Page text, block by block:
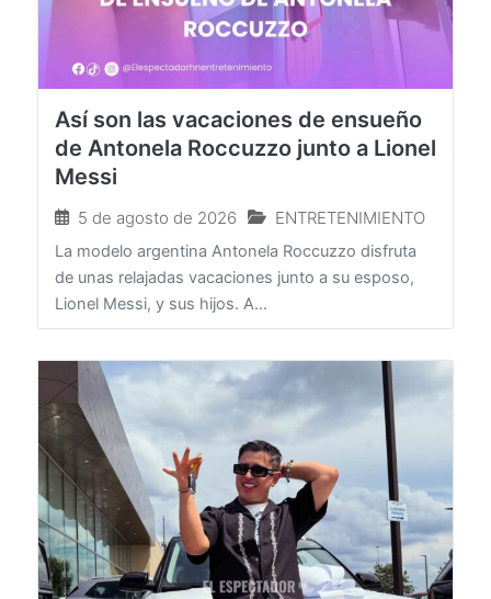
Así son las vacaciones de ensueño
de Antonela Roccuzzo junto a Lionel
5 de agosto de 2026 ENTRETENIMIENTO
La modelo argentina Antonela Roccuzzo disfruta
de unas relajadas vacaciones junto a su esposo,
Lionel Messi, y sus hijos. A...